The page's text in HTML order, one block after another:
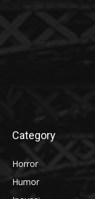
Category
Horror
Humor